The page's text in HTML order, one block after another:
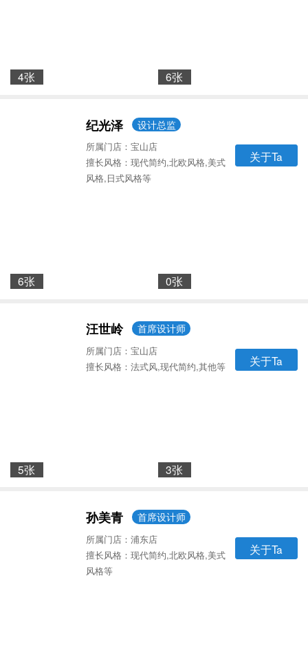
4张 6张
纪光泽 设计总监
所属门店：宝山店
擅长风格：现代简约,北欧风格,美式
风格,日式风格等
关于Ta
6张 0张
汪世岭 首席设计师
所属门店：宝山店
擅长风格：法式风,现代简约,其他等
关于Ta
5张 3张
孙美青 首席设计师
所属门店：浦东店
擅长风格：现代简约,北欧风格,美式
风格等
关于Ta